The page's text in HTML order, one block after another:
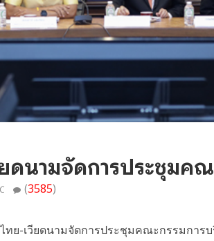
ดนามจัดการประชุมคณ
(3585)
ย-เวียดนามจัดการประชุมคณะกรรมการบ